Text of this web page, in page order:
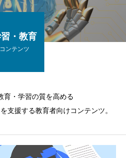
・教育
コンテンツ
育・学習の質を高める
支援する教育者向けコンテンツ。